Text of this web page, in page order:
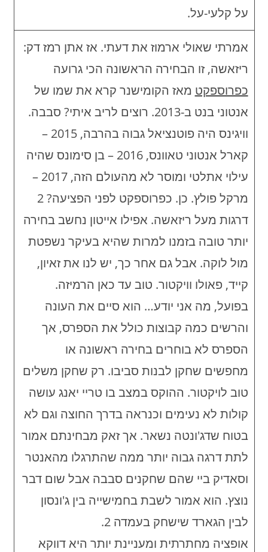
על קלעי-על.
אמרתי שאולי ארמוז את דעתי. אז אתן רמז דק:
ריזאשה, זו הבחירה הראשונה הכי גרועה
כפרוספקט מאז הקומישנר קרא את שמו של
אנטוני בנט ב-2013. רוצים לריב איתי? סבבה.
וויגינס היה פוטנציאל גבוה בהרבה, 2015 –
קארל אנטוני טאוונס, 2016 – בן סימונס שהיה
עילוי אתלטי ומוסר לא מהעולם הזה, 2017 –
מרקל פולץ. כן. כפרוספקט לפני הפציעה? 2
דרגות מעל ריזאשה. אפילו אייטון נחשב בחירה
יותר טובה בזמנו למרות שהיא בעיקר נשפטת
מול לוקה. אבל גם אחר כך, יש לנו את זאיון,
קייד, פאולו וויקטור. טוב עד כאן הרמיזה.
בפועל, מה אני יודע… הוא סיים את העונה
והרשים כמה קבוצות כולל את הספרס, אך
הספרס לא בוחרים בחירה ראשונה או
מחפשים שחקן לבנות סביבו. רק שחקן משלים
טוב לויקטור. ההוקס במצב בו טריי יאנג עושה
קולות לא נעימים וכנראה בדרך החוצה וגם לא
בטוח שדג'ונטה נשאר. אך זאק מבחינתם אמור
לתת דרגה גבוה יותר ממה שהתרגלו מהאנטר
וסאדיק ביי שהם שחקנים סבבה אבל שום דבר
נוצץ. הוא אמור לשבת בחמישייה בין ג'ונסון
לבין הגארד שישחק בעמדה 2.
אופציה מחתרתית ומעניינת יותר היא דווקא